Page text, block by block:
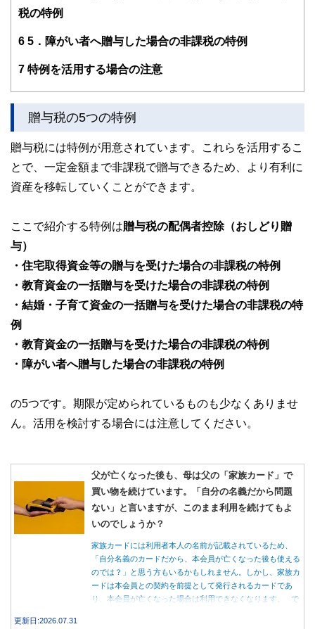
税の特例
6 5．障がい者へ贈与した場合の非課税の特例
7 特例を活用する場合の注意
贈与税の5つの特例
贈与税には特例が用意されています。これらを活用するこ
とで、一定金額まで非課税で贈与できるため、より有利に
資産を移転していくことができます。
ここで紹介する特例は贈与税の配偶者控除（おしどり贈
与）
・住宅取得資金等の贈与を受けた場合の非課税の特例
・教育資金の一括贈与を受けた場合の非課税の特例
・結婚・子育て資金の一括贈与を受けた場合の非課税の特
例
・教育資金の一括贈与を受けた場合の非課税の特例
・障がい者へ贈与した場合の非課税の特例
の5つです。期限が定められているものも少なくありませ
ん。活用を検討する場合には注意してください。
父が亡くなった後も、母は父の「家族カード」で
買い物を続けています。「自分の名義だから問題
ない」と言いますが、このまま利用を続けてもよ
いのでしょうか？
家族カードには利用者本人の名前が記載されているため、
「自分名義のカードだから、本会員が亡くなった後も使える
のでは？」と思う方もいるかもしれません。しかし、家族カ
ードは本会員との契約を前提として発行されるカードであ
り、本会員が亡くなった場合は利用できなくなります。 で
更新日:2026.07.31